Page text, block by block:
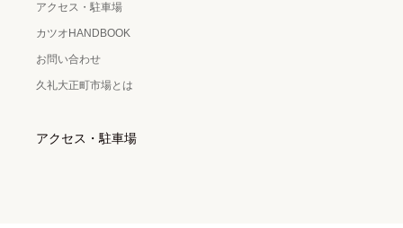
アクセス・駐車場
カツオHANDBOOK
お問い合わせ
久礼大正町市場とは
アクセス・駐車場